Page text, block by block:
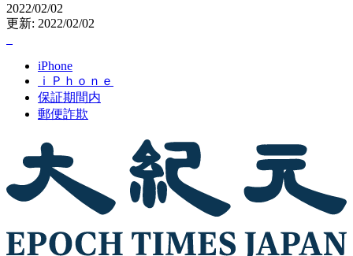
2022/02/02
更新: 2022/02/02
iPhone
ｉＰｈｏｎｅ
保証期間内
郵便詐欺